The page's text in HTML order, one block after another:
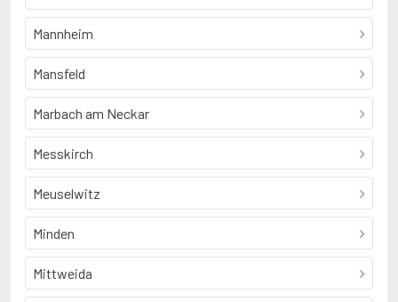
Mannheim
Mansfeld
Marbach am Neckar
Messkirch
Meuselwitz
Minden
Mittweida